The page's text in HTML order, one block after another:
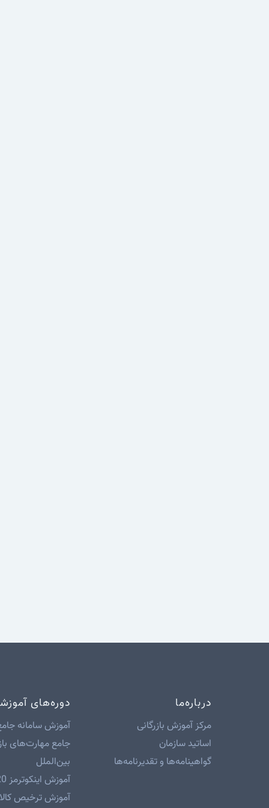
درباره‌ما
مرکز آموزش بازرگانی
اساتید سازمان
گواهینامه‌ها و تقدیرنامه‌ها
دوره‌های
آموزش سامانه
جامع مهارت‌های
بین‌الملل
آموزش اینکوترمز 2020
آموزش ترخیص